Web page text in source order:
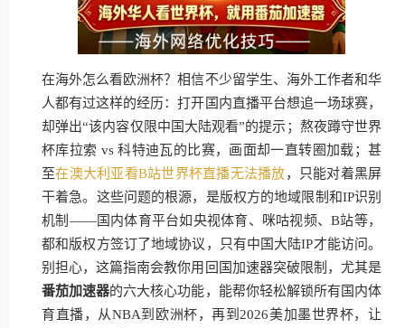
在海外怎么看欧洲杯？相信不少留学生、海外工作者和华
人都有过这样的经历：打开国内直播平台想追一场球赛，
却弹出“该内容仅限中国大陆观看”的提示；熬夜蹲守世界
杯库拉索 vs 科特迪瓦的比赛，画面却一直转圈加载；甚
至在澳大利亚看B站世界杯直播无法播放，只能对着黑屏
干着急。这些问题的根源，是版权方的地域限制和IP识别
机制——国内体育平台如央视体育、咪咕视频、B站等，
都和版权方签订了地域协议，只有中国大陆IP才能访问。
别担心，这篇指南会教你用回国加速器突破限制，尤其是
番茄加速器的六大核心功能，能帮你轻松解锁所有国内体
育直播，从NBA到欧洲杯，再到2026美加墨世界杯，让